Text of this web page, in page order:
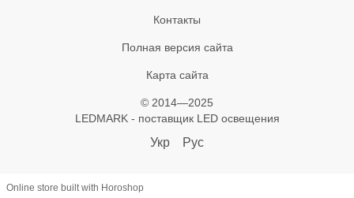
Контакты
Полная версия сайта
Карта сайта
© 2014—2025
LEDMARK - поставщик LED освещения
Укр Рус
Online store built with Horoshop